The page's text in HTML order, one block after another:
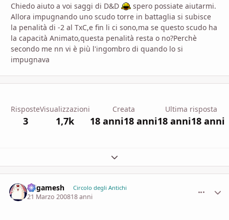
Chiedo aiuto a voi saggi di D&D
spero possiate aiutarmi.
Allora impugnando uno scudo torre in battaglia si subisce
la penalità di -2 al TxC,e fin li ci sono,ma se questo scudo ha
la capacità Animato,questa penalità resta o no?Perchè
secondo me nn vi è più l'ingombro di quando lo si
impugnava
Risposte
3
Visualizzazioni
1,7k
Creata
18 anni18 anni
Ultima risposta
18 anni18 anni
Espandi panoramica del topic
Gilgamesh Circolo degli Antichi
21 Marzo 200818 anni